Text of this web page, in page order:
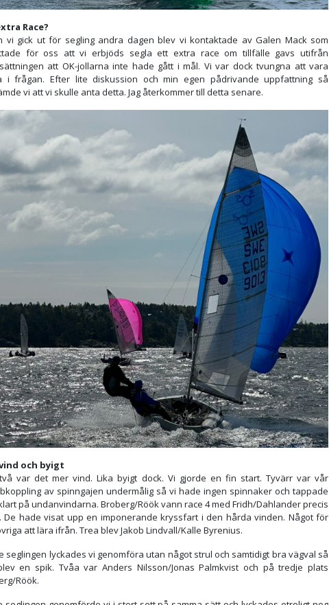
Race?
vi gick ut för segling andra dagen blev vi kontaktade av Galen Mack som
för oss att vi erbjöds segla ett extra race om tillfälle gavs utifrån
att OK-jollarna inte hade gått i mål. Vi var dock tvungna att vara
i frågan. Efter lite diskussion och min egen pådrivande uppfattning så
vi att vi skulle anta detta. Jag återkommer till detta senare.
och byigt
var det mer vind. Lika byigt dock. Vi gjorde en fin start. Tyvärr var vår
av spinngajen undermålig så vi hade ingen spinnaker och tappade
på undanvindarna. Broberg/Röök vann race 4 med Fridh/Dahlander precis
De hade visat upp en imponerande kryssfart i den hårda vinden. Något för
att lära ifrån. Trea blev Jakob Lindvall/Kalle Byrenius.
seglingen lyckades vi genomföra utan något strul och samtidigt bra vägval så
en spik. Tvåa var Anders Nilsson/Jonas Palmkvist och på tredje plats
Röök.